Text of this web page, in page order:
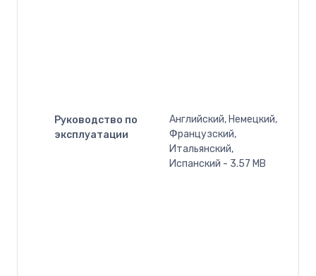
Руководство по
эксплуатации
Английский, Немецкий,
Французский,
Итальянский,
Испанский - 3.57 MB